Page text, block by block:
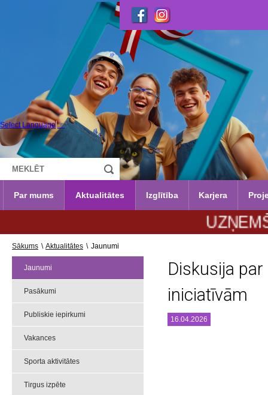
Select Language ▼
Par mums Aktualitātes Izglītība Karjera
Sākums \ Aktualitātes \ Jaunumi
Jaunumi
Pasākumi
Publiskie iepirkumi
Vakances
Sporta aktivitātes
Tirgus izpēte
Diskusija
iniciatīvām
16.04.2026